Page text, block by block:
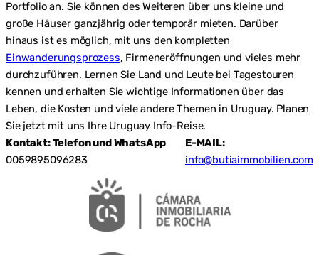
Portfolio an. Sie können des Weiteren über uns kleine und
große Häuser ganzjährig oder temporär mieten. Darüber
hinaus ist es möglich, mit uns den kompletten
Einwanderungsprozess, Firmeneröffnungen und vieles mehr
durchzuführen. Lernen Sie Land und Leute bei Tagestouren
kennen und erhalten Sie wichtige Informationen über das
Leben, die Kosten und viele andere Themen in Uruguay. Planen
Sie jetzt mit uns Ihre Uruguay Info-Reise.
Kontakt: Telefon und WhatsApp
0059895096283
E-MAIL:
info@butiaimmobilien.com